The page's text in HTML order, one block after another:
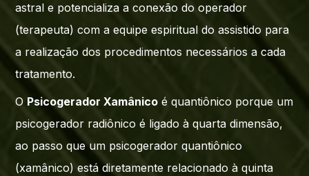
astral e potencializa a conexão do operador
(terapeuta) com a equipe espiritual do assistido para
a realização dos procedimentos necessários a cada
tratamento.
O Psicogerador Xamânico é quantiônico porque um
psicogerador radiônico é ligado à quarta dimensão,
ao passo que um psicogerador quantiônico
(xamânico) está diretamente relacionado à quinta